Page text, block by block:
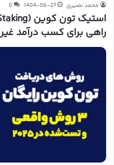
محمد نصیری 1404-06-27
0
راهی برای کسب درآمد